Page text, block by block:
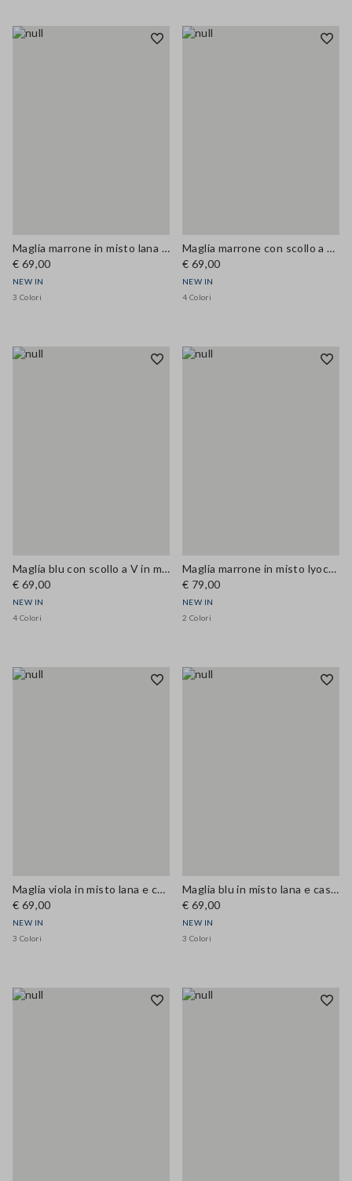
Maglia marrone in misto lana e cashmere con girocollo regular fit
€ 69,00
NEW IN
3 Colori
Maglia marrone con scollo a V in misto lana e cashmere regular fit
€ 69,00
NEW IN
4 Colori
Maglia blu con scollo a V in misto lana e cashmere regular fit
€ 69,00
NEW IN
4 Colori
Maglia marrone in misto lyocell e seta fitted
€ 79,00
NEW IN
2 Colori
Maglia viola in misto lana e cashmere con girocollo regular fit
€ 69,00
NEW IN
3 Colori
Maglia blu in misto lana e cashmere con girocollo regular fit
€ 69,00
NEW IN
3 Colori